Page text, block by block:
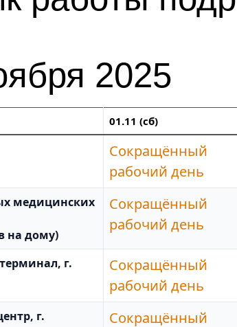
2025
01.11 (сб)
Сокращённый
рабочий день
медицинских
на дому)
Сокращённый
рабочий день
г.
Сокращённый
рабочий день
г.
Сокращённый